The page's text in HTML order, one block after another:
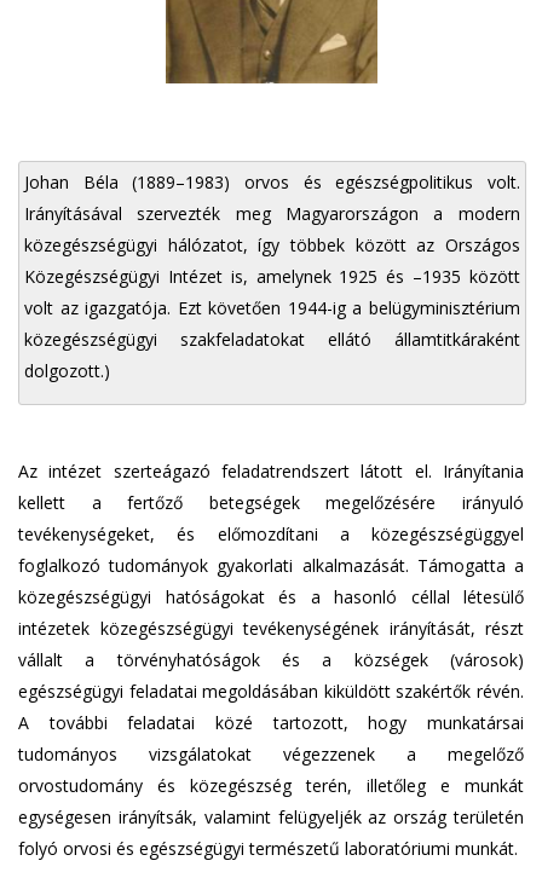
Johan Béla (1889–1983) orvos és egészségpolitikus volt.
Irányításával szervezték meg Magyarországon a modern
közegészségügyi hálózatot, így többek között az Országos
Közegészségügyi Intézet is, amelynek 1925 és –1935 között
volt az igazgatója. Ezt követően 1944-ig a belügyminisztérium
közegészségügyi szakfeladatokat ellátó államtitkáraként
dolgozott.)
Az intézet szerteágazó feladatrendszert látott el. Irányítania
kellett a fertőző betegségek megelőzésére irányuló
tevékenységeket, és előmozdítani a közegészségüggyel
foglalkozó tudományok gyakorlati alkalmazását. Támogatta a
közegészségügyi hatóságokat és a hasonló céllal létesülő
intézetek közegészségügyi tevékenységének irányítását, részt
vállalt a törvényhatóságok és a községek (városok)
egészségügyi feladatai megoldásában kiküldött szakértők révén.
A további feladatai közé tartozott, hogy munkatársai
tudományos vizsgálatokat végezzenek a megelőző
orvostudomány és közegészség terén, illetőleg e munkát
egységesen irányítsák, valamint felügyeljék az ország területén
folyó orvosi és egészségügyi természetű laboratóriumi munkát.